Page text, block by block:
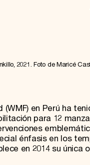
2021. Foto de Maricé
en Perú ha
para 12
énfasis en los
en 2014 su única